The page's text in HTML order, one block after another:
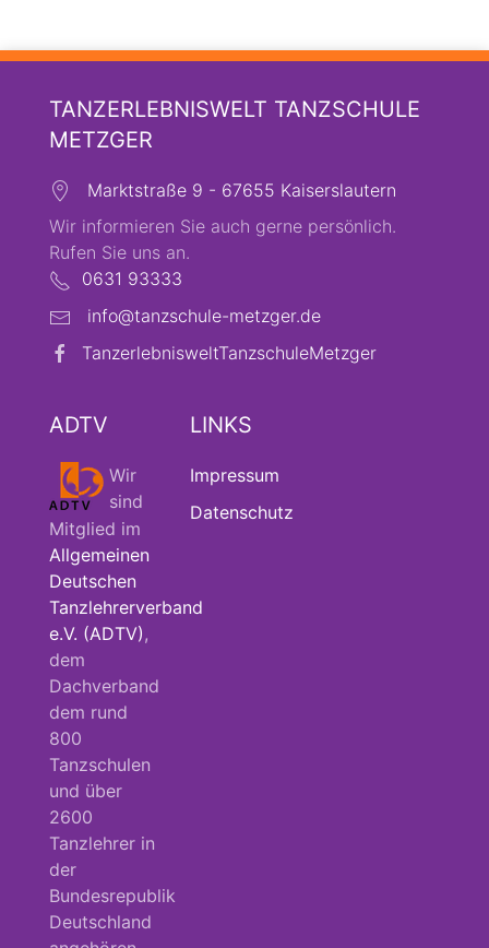
TANZERLEBNISWELT TANZSCHULE
METZGER
Marktstraße 9 - 67655 Kaiserslautern
Wir informieren Sie auch gerne persönlich.
Rufen Sie uns an.
0631 93333
info@tanzschule-metzger.de
TanzerlebnisweltTanzschuleMetzger
ADTV
Wir
sind
Mitglied im
Allgemeinen
Deutschen
Tanzlehrerverband
e.V. (ADTV) ,
dem
Dachverband
dem rund
800
Tanzschulen
und über
2600
Tanzlehrer in
der
Bundesrepublik
Deutschland
LINKS
Impressum
Datenschutz